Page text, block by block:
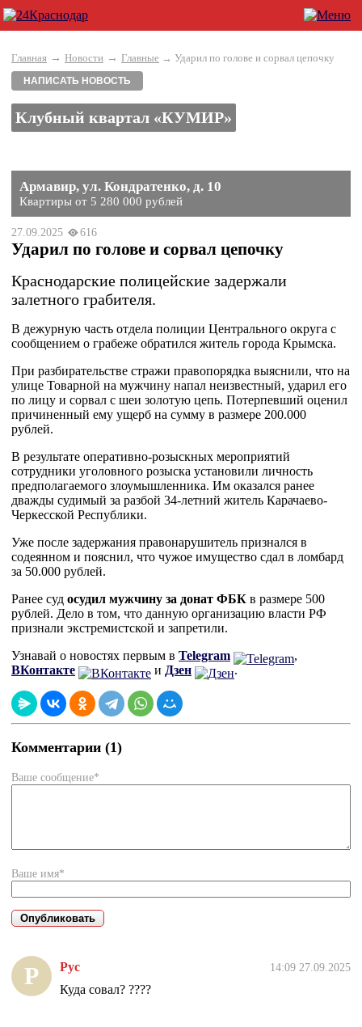
Главная → Новости → Главные → Ударил по голове и сорвал цепочку
НАПИСАТЬ НОВОСТЬ
Клубный квартал «КУМИР»
Армавир, ул. Кондратенко, д. 10
Квартиры от 5 280 000 рублей
27.09.2025 616
Ударил по голове и сорвал цепочку
Краснодарские полицейские задержали
залетного грабителя.
В дежурную часть отдела полиции Центрального округа с
сообщением о грабеже обратился житель города Крымска.
При разбирательстве стражи правопорядка выяснили, что на
улице Товарной на мужчину напал неизвестный, ударил его
по лицу и сорвал с шеи золотую цепь. Потерпевший оценил
причиненный ему ущерб на сумму в размере 200.000
рублей.
В результате оперативно-розыскных мероприятий
сотрудники уголовного розыска установили личность
предполагаемого злоумышленника. Им оказался ранее
дважды судимый за разбой 34-летний житель Карачаево-
Черкесской Республики.
Уже после задержания правонарушитель признался в
содеянном и пояснил, что чужое имущество сдал в ломбард
за 50.000 рублей.
Ранее суд осудил мужчину за донат ФБК в размере 500
рублей. Дело в том, что данную организацию власти РФ
признали экстремистской и запретили.
Узнавай о новостях первым в Telegram
,
ВКонтакте
и Дзен .
Комментарии (1)
Ваше сообщение*
Ваше имя*
Р Рус 14:09 27.09.2025
Куда совал? ????